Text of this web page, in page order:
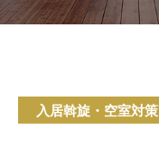
入居斡旋・空室対策